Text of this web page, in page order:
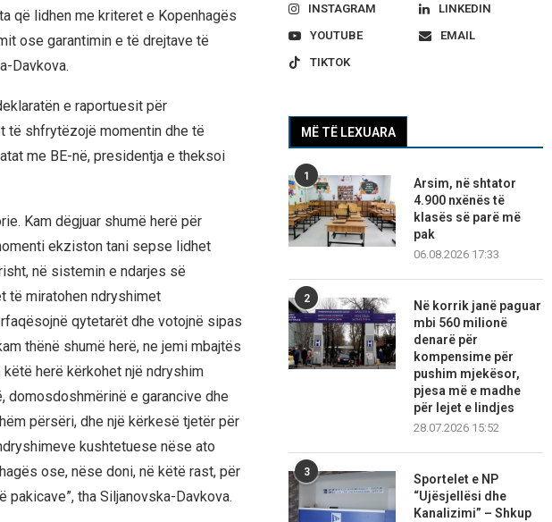
që lidhen me kriteret e Kopenhagës
ose garantimin e të drejtave të
Davkova.
e raportuesit për
të shfrytëzojë momentin dhe të
me BE-në, presidentja e theksoi
Kam dëgjuar shumë herë për
ekziston tani sepse lidhet
në sistemin e ndarjes së
të miratohen ndryshimet
qytetarët dhe votojnë sipas
thënë shumë herë, ne jemi mbajtës
herë kërkohet një ndryshim
domosdoshmërinë e garancive dhe
përsëri, dhe një kërkesë tjetër për
kushtetuese nëse ato
ose, nëse doni, në këtë rast, për
tha Siljanovska-Davkova.
INSTAGRAM
LINKEDIN
YOUTUBE
EMAIL
TIKTOK
MË TË LEXUARA
1
Arsim, në shtator
4.900 nxënës të
klasës së parë më
pak
06.08.2026 17:33
2
Në korrik janë paguar
mbi 560 milionë
denarë për
kompensime për
pushim mjekësor,
pjesa më e madhe
për lejet e lindjes
28.07.2026 15:52
3
Sportelet e NP
“Ujësjellësi dhe
Kanalizimi” – Shkup